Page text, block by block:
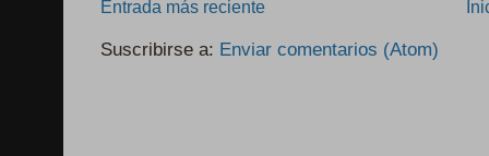
Entrada más reciente
Suscribirse a: Enviar comentarios (Atom)